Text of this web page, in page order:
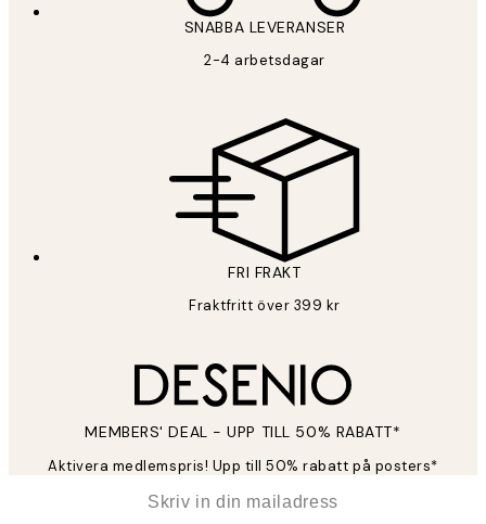
SNABBA LEVERANSER
2-4 arbetsdagar
FRI FRAKT
Fraktfritt över 399 kr
MEMBERS' DEAL - UPP TILL 50% RABATT*
Aktivera medlemspris! Upp till 50% rabatt på posters*